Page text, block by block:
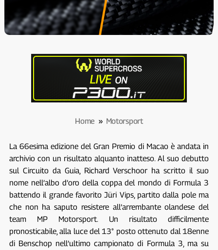
Home » Motorsport
La 66esima edizione del Gran Premio di Macao è andata in
archivio con un risultato alquanto inatteso. Al suo debutto
sul Circuito da Guia, Richard Verschoor ha scritto il suo
nome nell’albo d’oro della coppa del mondo di Formula 3
battendo il grande favorito Jüri Vips, partito dalla pole ma
che non ha saputo resistere all’arrembante olandese del
team MP Motorsport. Un risultato difficilmente
pronosticabile, alla luce del 13° posto ottenuto dal 18enne
di Benschop nell’ultimo campionato di Formula 3, ma su